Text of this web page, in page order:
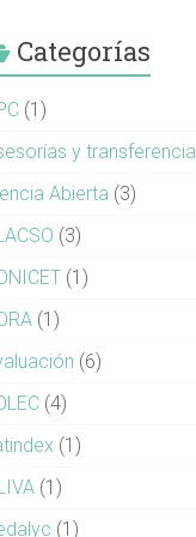
Categorías
(1)
y transferencia
Abierta (3)
(3)
(1)
(1)
(6)
(4)
(1)
(1)
(1)